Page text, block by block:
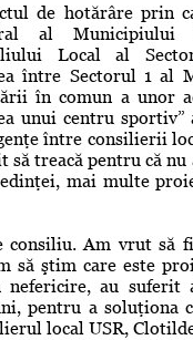
de hotărâre prin
al Municipiului
Local al
între Sectorul 1 al
în comun a unor
unui centru
între consilierii
treacă pentru că
mai multe
consiliu. Am vrut să
să ştim care este
au suferit
pentru a soluţiona
local USR,